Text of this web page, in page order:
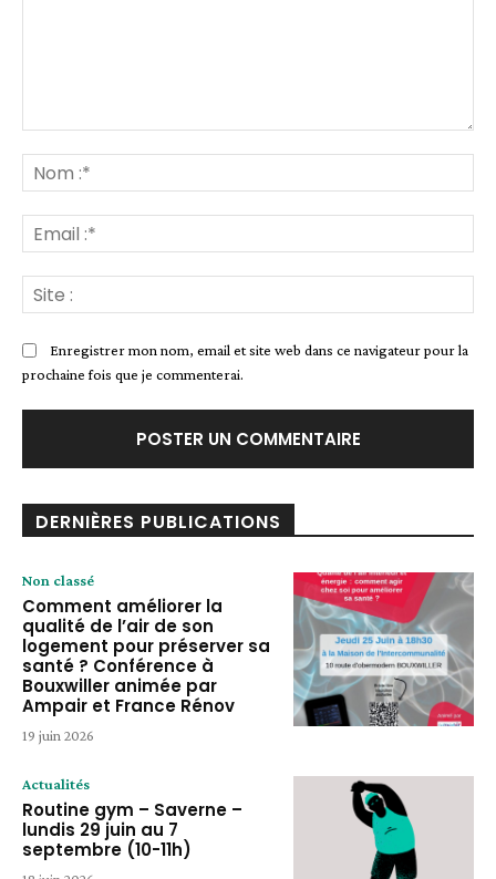
:*
:*
:
Enregistrer mon nom, email et site web dans ce navigateur pour la
prochaine fois que je commenterai.
DERNIÈRES PUBLICATIONS
Non classé
Comment améliorer la
qualité de l’air de son
logement pour préserver sa
santé ? Conférence à
Bouxwiller animée par
Ampair et France Rénov
19 juin 2026
Actualités
Routine gym – Saverne –
lundis 29 juin au 7
septembre (10-11h)